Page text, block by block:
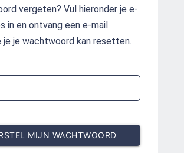
vergeten? Vul hieronder je e-
in en ontvang een e-mail
je je wachtwoord kan resetten.
MIJN WACHTWOORD